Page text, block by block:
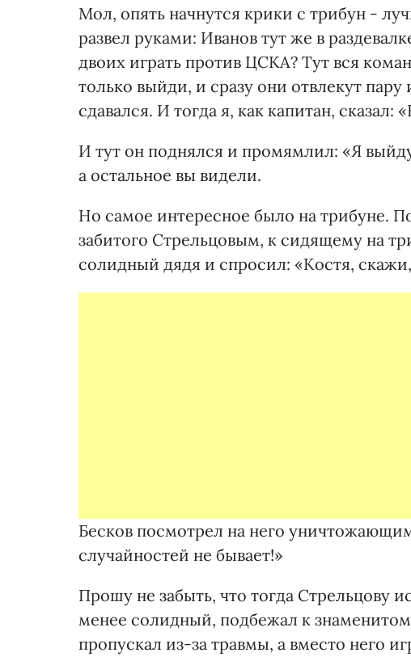
Мол, опять начнутся крики с трибун -
развел руками: Иванов тут же в
двоих играть против ЦСКА? Тут вся
только выйди, и сразу они отвлекут
сдавался. И тогда я, как капитан, сказал:
И тут он поднялся и промямлил: «Я
а остальное вы видели.
Но самое интересное было на трибуне.
забитого Стрельцовым, к сидящему на
солидный дядя и спросил: «Костя,
Бесков посмотрел на него
случайностей не бывает!»
Прошу не забыть, что тогда Стрельцову
менее солидный, подбежал к
пропускал из-за травмы, а вместо него